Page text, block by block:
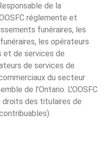
de la
réglemente et
funéraires, les
les opérateurs
et de services de
de services de
du secteur
de l'Ontario. L'OOSFC
des titulaires de